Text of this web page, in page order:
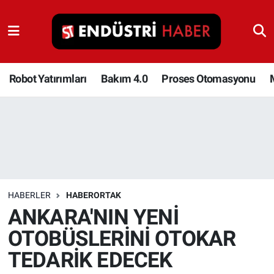
Robot Yatırımları Bakım 4.0 Proses Otomasyonu
HABERLER HABERORTAK
ANKARA'NIN YENİ
OTOBÜSLERİNİ OTOKAR
TEDARİK EDECEK
Robot Yatırımları
Bakım 4.0
İnşaat ve Malzeme
HaberOrtak